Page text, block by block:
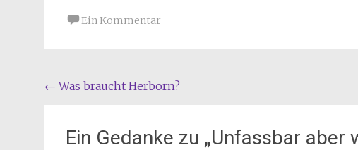
Ein Kommentar
Beitragsnavigation
← Was braucht Herborn?
Ein Gedanke zu „Unfassbar aber